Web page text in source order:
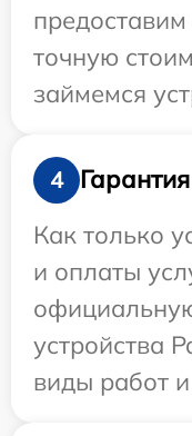
точную
займемся
4
Гарантия
Как только
и оплаты
устройства
виды работ